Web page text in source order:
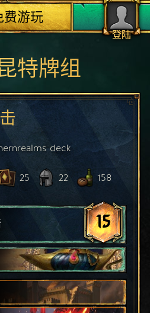
登陆
费游玩
特牌组
deck
25 22 158
15